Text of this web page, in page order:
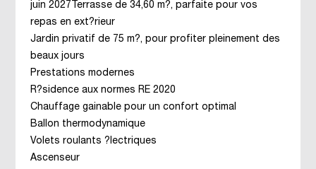
juin 2027Terrasse de 34,60 m?, parfaite pour vos
repas en ext?rieur
Jardin privatif de 75 m?, pour profiter pleinement des
beaux jours
Prestations modernes
R?sidence aux normes RE 2020
Chauffage gainable pour un confort optimal
Ballon thermodynamique
Volets roulants ?lectriques
Ascenseur